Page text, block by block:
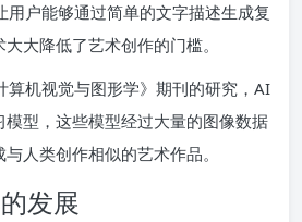
用户能够通过简单的文字描述生成复
大降低了艺术创作的门槛。
算机视觉与图形学》期刊的研究，AI
型，这些模型经过大量的图像数据
人类创作相似的艺术作品。
发展